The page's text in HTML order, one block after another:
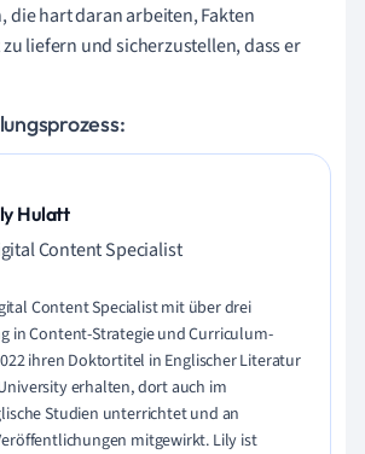
die hart daran arbeiten, Fakten
liefern und sicherzustellen, dass er
Hulatt
Content Specialist
Content Specialist mit über drei
in Content-Strategie und Curriculum-
ihren Doktortitel in Englischer Literatur
erhalten, dort auch im
Studien unterrichtet und an
mitgewirkt. Lily ist